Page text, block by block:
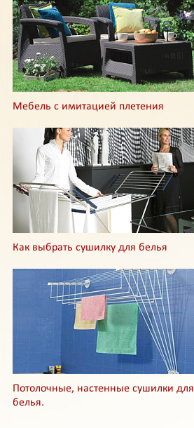
Мебель с имитацией плетения
Как выбрать сушилку для белья
Потолочные, настенные сушилки для
белья.